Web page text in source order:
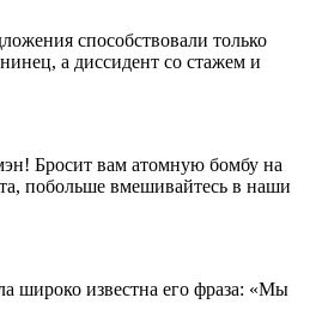
способствовали только
а диссидент со стажем и
Бросит вам атомную бомбу на
побольше вмешивайтесь в наши
широко известна его фраза: «Мы